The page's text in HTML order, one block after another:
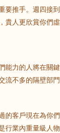
要推手。週四接
人更欣賞你們
能力的人將在關
流不多的隔壁部
的客戶現在為你
行業內重量級人